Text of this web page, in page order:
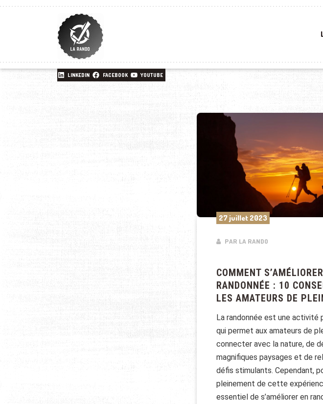
LINKEDIN FACEBOOK YOUTUBE
27 juillet 2023
PAR LA RANDO
COMMENT
RANDONNÉE : 10
LES AMATEURS DE
La randonnée est une activité
qui permet aux amateurs de
connecter avec la nature, de
magnifiques paysages et de
défis stimulants. Cependant,
pleinement de cette
essentiel de s’améliorer en